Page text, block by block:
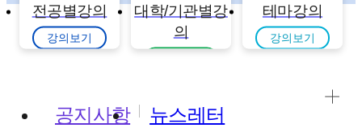
전공별강의
강의보기
대학/기관별강
의
테마강의
강의보기
공지사항 뉴스레터